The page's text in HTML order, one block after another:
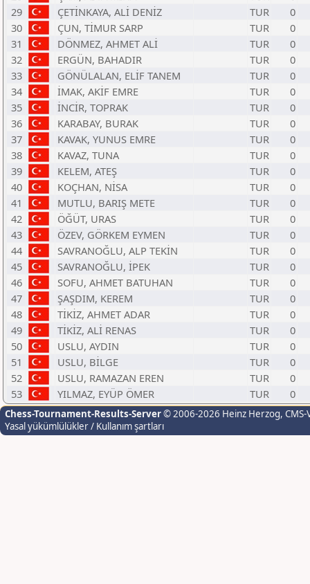
29
ÇETİNKAYA, ALİ DENİZ TUR
0
30
ÇUN, TİMUR SARP TUR
0
31
DÖNMEZ, AHMET ALİ TUR
0
32
ERGÜN, BAHADIR TUR
0
33
GÖNÜLALAN, ELİF TANEM TUR
0
34
İMAK, AKİF EMRE TUR
0
35
İNCİR, TOPRAK TUR
0
36
KARABAY, BURAK TUR
0
37
KAVAK, YUNUS EMRE TUR
0
38
KAVAZ, TUNA TUR
0
39
KELEM, ATEŞ TUR
0
40
KOÇHAN, NİSA TUR
0
41
MUTLU, BARIŞ METE TUR
0
42
ÖĞÜT, URAS TUR
0
43
ÖZEV, GÖRKEM EYMEN TUR
0
44
SAVRANOĞLU, ALP TEKİN TUR
0
45
SAVRANOĞLU, İPEK TUR
0
46
SOFU, AHMET BATUHAN TUR
0
47
ŞAŞDIM, KEREM TUR
0
48
TİKİZ, AHMET ADAR TUR
0
49
TİKİZ, ALİ RENAS TUR
0
50
USLU, AYDIN TUR
0
51
USLU, BİLGE TUR
0
52
USLU, RAMAZAN EREN TUR
0
53
YILMAZ, EYÜP ÖMER TUR 0
Chess-Tournament-Results-Server© 2006-2026 Heinz Herzog,
Yasal yükümlülükler / Kullanım şartları